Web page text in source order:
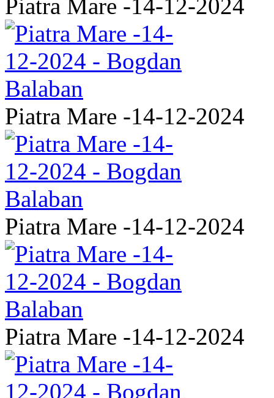
Piatra Mare -14-12-2024
Piatra Mare -14-12-2024
Piatra Mare -14-12-2024
Piatra Mare -14-12-2024